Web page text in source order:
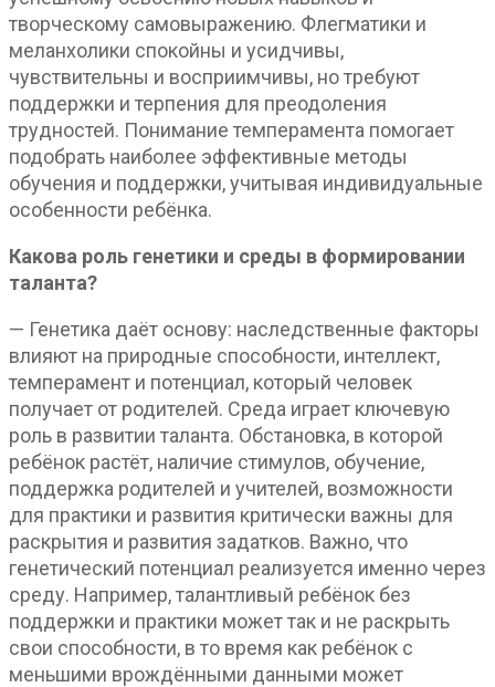
творческому самовыражению. Флегматики и
меланхолики спокойны и усидчивы,
чувствительны и восприимчивы, но требуют
поддержки и терпения для преодоления
трудностей. Понимание темперамента помогает
подобрать наиболее эффективные методы
обучения и поддержки, учитывая индивидуальные
особенности ребёнка.
Какова роль генетики и среды в формировании
таланта?
— Генетика даёт основу: наследственные факторы
влияют на природные способности, интеллект,
темперамент и потенциал, который человек
получает от родителей. Среда играет ключевую
роль в развитии таланта. Обстановка, в которой
ребёнок растёт, наличие стимулов, обучение,
поддержка родителей и учителей, возможности
для практики и развития критически важны для
раскрытия и развития задатков. Важно, что
генетический потенциал реализуется именно через
среду. Например, талантливый ребёнок без
поддержки и практики может так и не раскрыть
свои способности, в то время как ребёнок с
меньшими врождёнными данными может